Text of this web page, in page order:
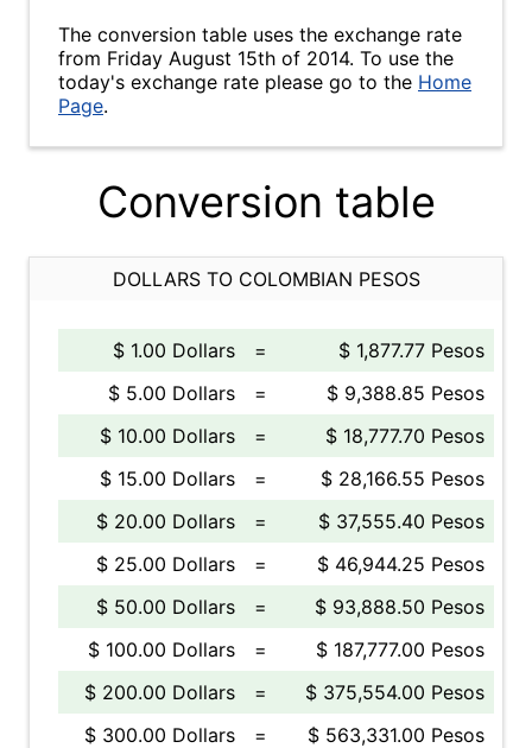
The conversion table uses the exchange rate
from Friday August 15th of 2014. To use the
today's exchange rate please go to the Home
Page.
Conversion table
DOLLARS TO COLOMBIAN PESOS
$ 1.00 Dollars =
$ 1,877.77 Pesos
$ 5.00 Dollars
=
$ 9,388.85 Pesos
$ 10.00 Dollars
=
$ 18,777.70 Pesos
$ 15.00 Dollars
=
$ 28,166.55 Pesos
$ 20.00 Dollars
=
$ 37,555.40 Pesos
$ 25.00 Dollars
=
$ 46,944.25 Pesos
$ 50.00 Dollars
=
$ 93,888.50 Pesos
$ 100.00 Dollars
=
$ 187,777.00 Pesos
$ 200.00 Dollars
=
$ 375,554.00 Pesos
$ 300.00 Dollars
=
$ 563,331.00 Pesos